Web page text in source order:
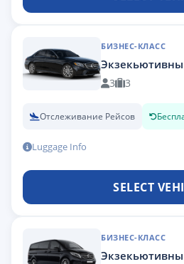
БИЗНЕС-КЛАСС
3 3
Отслеживание Рейсов
Luggage Info
SELECT
БИЗНЕС-КЛАСС